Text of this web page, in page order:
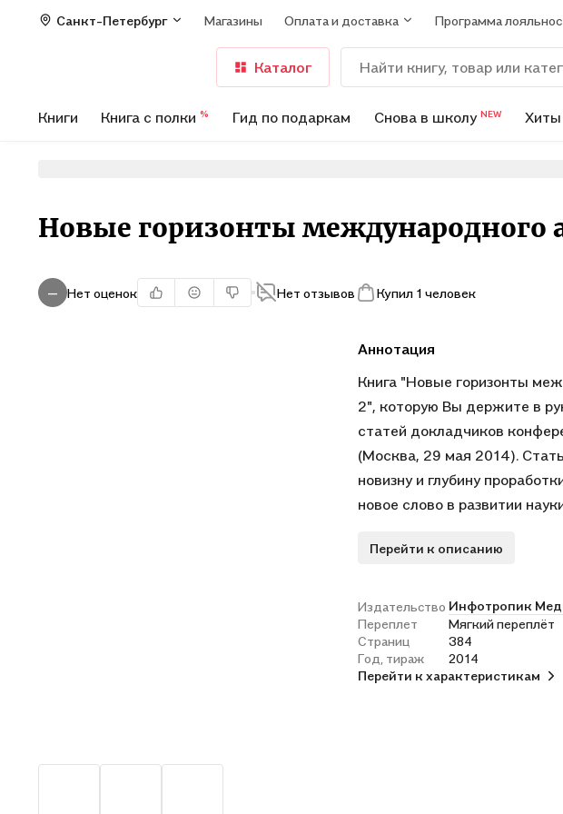
Санкт-Петербург Магазины Оплата и доставка Программа
Каталог
Книги Книга с полки % Гид по подаркам Снова в школу NEW
Новые горизонты международного
— Нет оценок Нет отзывов Купил 1 человек
Аннотация
Книга "Новые горизонты
2", которую Вы держите в
статей докладчиков
(Москва, 29 мая 2014).
новизну и глубину
новое слово в развитии
арбитражных юристов,
Перейти к описанию
Издательство Инфотропик
Переплет
Мягкий переплёт
Страниц
384
Год, тираж
2014
Перейти к характеристикам